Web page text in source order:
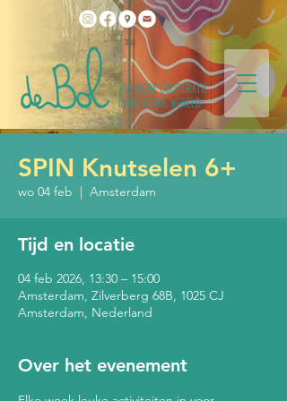
SPIN Knutselen 6+
wo 04 feb
  |
Amsterdam
Tijd en locatie
04 feb 2026, 13:30 – 15:00
Amsterdam, Zilverberg 68B, 1025 CJ
Amsterdam, Nederland
Over het evenement